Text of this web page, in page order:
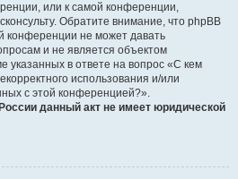
или к самой конференции,
Обратите внимание, что phpBB
конференции не может давать
и не является объектом
указанных в ответе на вопрос «С кем
использования и/или
с этой конференцией?».
данный акт не имеет юридической